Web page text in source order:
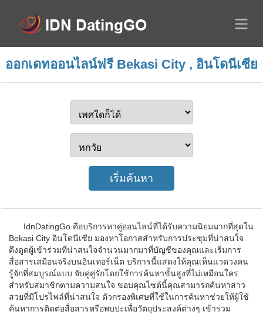
ออกเดทออนไลน์ฟรี Bekasi City , อินโดนีเซีย
IdnDatingGo คือบริการหาคู่ออนไลน์ที่ได้รับความนิยมมากที่สุดใน
Bekasi City อินโดนีเซีย มองหาโอกาสสำหรับการประชุมที่น่าสนใจ
ดึงดูดผู้เข้าร่วมที่น่าสนใจจำนวนมากมาที่บัญชีของคุณและเริ่มการ
สื่อสารเสมือนจริงบนอินเทอร์เน็ต บริการนี้แสดงให้คุณเห็นแวดวงคน
รู้จักที่สมบูรณ์แบบ จับคู่คู่รักโดยใช้การค้นหาขั้นสูงที่ไม่เหมือนใคร
สำหรับสมาชิกตามความสนใจ ขอบคุณไซต์นี้คุณสามารถค้นหาสาว
สวยที่มีโปรไฟล์ที่น่าสนใจ ตัวกรองพิเศษที่ใช้ในการค้นหาช่วยให้ผู้ใช้
ค้นหาการติดต่อสื่อสารหรือพบปะเพื่อวัตถุประสงค์ต่างๆ เข้าร่วม